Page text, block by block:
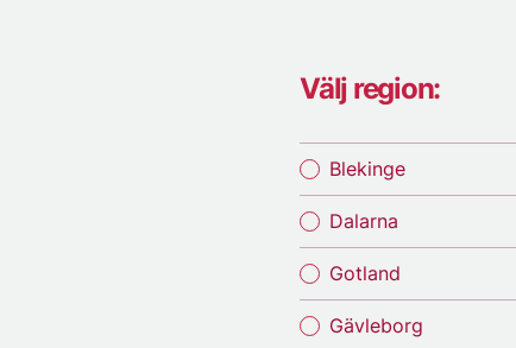
Välj region:
Blekinge
Dalarna
Gotland
Gävleborg